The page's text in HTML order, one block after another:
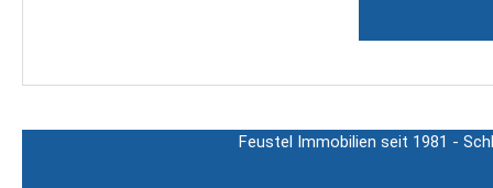
Feustel Immobilien seit 1981 -